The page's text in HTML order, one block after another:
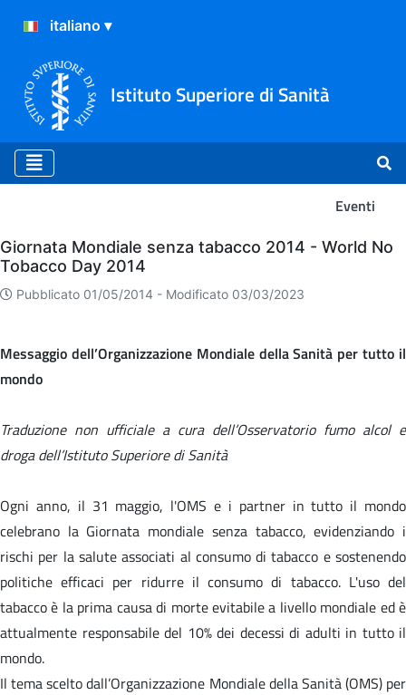
Istituto Superiore di Sanità
Eventi
Eventi
Giornata Mondiale senza tabacco 2014 - World No
Tobacco Day 2014
Pubblicato 01/05/2014 - Modificato 03/03/2023
Messaggio dell’Organizzazione Mondiale della Sanità per tutto il
mondo
Traduzione non ufficiale a cura dell’Osservatorio fumo alcol e
droga dell’Istituto Superiore di Sanità
Ogni anno, il 31 maggio, l'OMS e i partner in tutto il mondo
celebrano la Giornata mondiale senza tabacco, evidenziando i
rischi per la salute associati al consumo di tabacco e sostenendo
politiche efficaci per ridurre il consumo di tabacco. L'uso del
tabacco è la prima causa di morte evitabile a livello mondiale ed è
attualmente responsabile del 10% dei decessi di adulti in tutto il
mondo.
Il tema scelto dall’Organizzazione Mondiale della Sanità (OMS) per